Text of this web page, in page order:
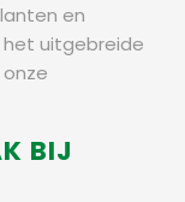
en
het uitgebreide
BIJ